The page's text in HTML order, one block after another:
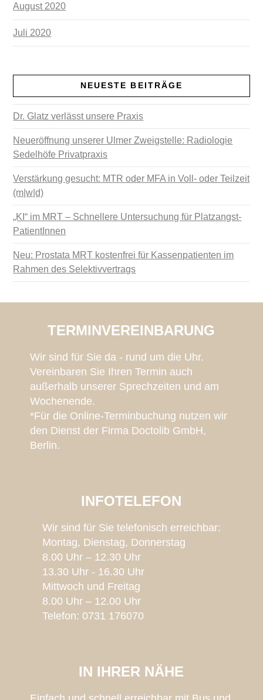
August 2020
Juli 2020
NEUESTE BEITRÄGE
Dr. Glatz verlässt unsere Praxis
Neueröffnung unserer Ulmer Zweigstelle: Radiologie
Sedelhöfe Privatpraxis
Verstärkung gesucht: MTR oder MFA in Voll- oder Teilzeit
(m|w|d)
„KI“ im MRT – Schnellere Untersuchung für Platzangst-
PatientInnen
Neu: Prostata MRT kostenfrei für Kassenpatienten im
Rahmen des Selektivvertrags
TERMINVEREINBARUNG
Wir sind für Sie da - rund um die Uhr.
Vereinbaren Sie Ihren Termin auch
außerhalb unserer Sprechzeiten und am
Wochenende.
*Für die Online-Terminbuchung nutzen wir
den Dienst der Firma Doctolib GmbH,
Berlin.
INFOTELEFON
Wir sind für Sie telefonisch erreichbar:
Montag, Dienstag, Donnerstag
8.00 Uhr – 12.30 Uhr
13.30 Uhr - 16.30 Uhr
Mittwoch und Freitag
8.00 Uhr – 12.00 Uhr
Telefon: 0731 176070
IN IHRER NÄHE